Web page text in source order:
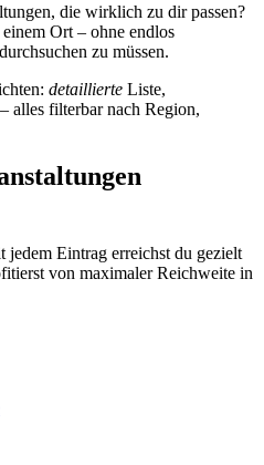
die wirklich zu dir passen?
Ort – ohne endlos
zu müssen.
detaillierte Liste,
– alles filterbar nach Region,
Eintrag erreichst du gezielt
von maximaler Reichweite in